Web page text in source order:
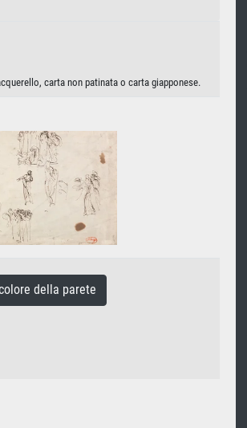
carta non patinata o carta giapponese.
della parete